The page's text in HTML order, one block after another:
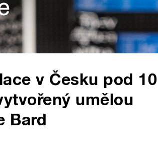
v Česku pod 10
umělou
Bard